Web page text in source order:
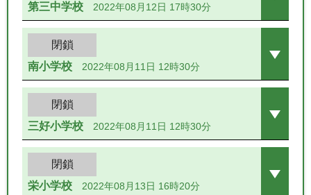
第三中学校
2022年08月12日 17時30分
閉鎖
南小学校
2022年08月11日 12時30分
閉鎖
三好小学校
2022年08月11日 12時30分
閉鎖
栄小学校
2022年08月13日 16時20分